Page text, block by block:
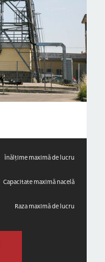
Înălțime maximă de lucru
Capacitate maximă nacelă
Raza maximă de lucru